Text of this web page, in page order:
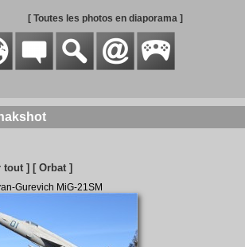
[ Toutes les photos en diaporama ]
tout ] [ Orbat ]
Gurevich MiG-21SM